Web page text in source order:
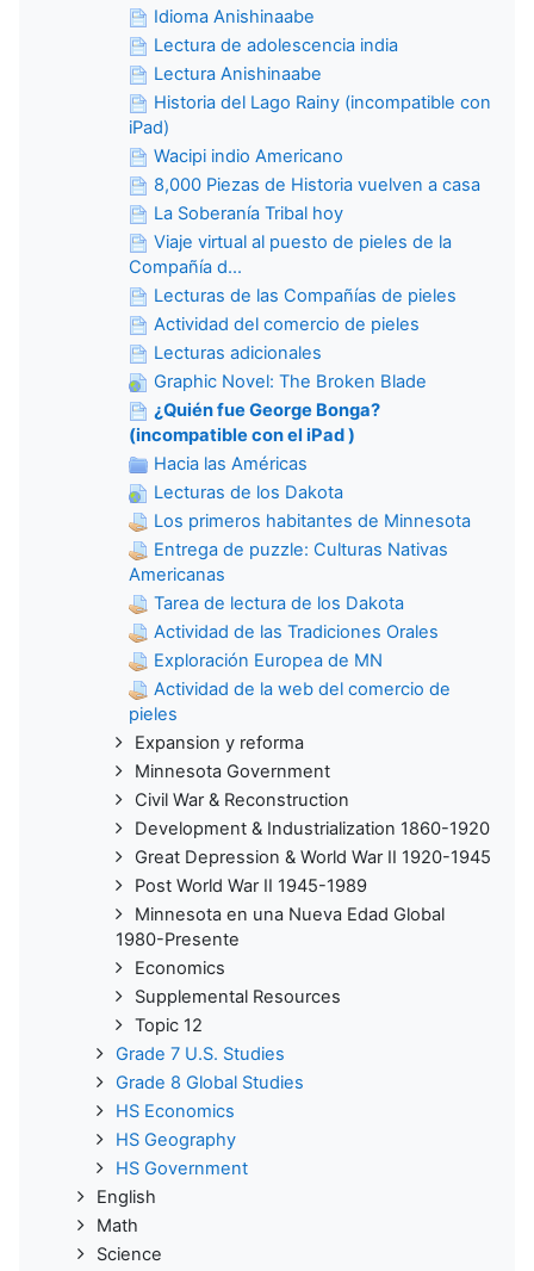
Idioma Anishinaabe
Lectura de adolescencia india
Lectura Anishinaabe
Historia del Lago Rainy (incompatible con
iPad)
Wacipi indio Americano
8,000 Piezas de Historia vuelven a casa
La Soberanía Tribal hoy
Viaje virtual al puesto de pieles de la
Compañía d...
Lecturas de las Compañías de pieles
Actividad del comercio de pieles
Lecturas adicionales
Graphic Novel: The Broken Blade
¿Quién fue George Bonga?
(incompatible con el iPad )
Hacia las Américas
Lecturas de los Dakota
Los primeros habitantes de Minnesota
Entrega de puzzle: Culturas Nativas
Americanas
Tarea de lectura de los Dakota
Actividad de las Tradiciones Orales
Exploración Europea de MN
Actividad de la web del comercio de
pieles
Expansion y reforma
Minnesota Government
Civil War & Reconstruction
Development & Industrialization 1860-1920
Great Depression & World War II 1920-1945
Post World War II 1945-1989
Minnesota en una Nueva Edad Global
1980-Presente
Economics
Supplemental Resources
Topic 12
Grade 7 U.S. Studies
Grade 8 Global Studies
HS Economics
HS Geography
HS Government
English
Math
Science